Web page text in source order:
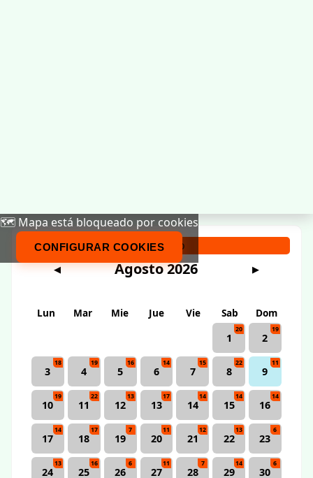
🗺️ Mapa está bloqueado por cookies
CONFIGURAR COOKIES
Calendario
◀ Agosto 2026 ▶
Lun Mar Mie Jue Vie Sab
Dom
1
20
2
19
3
18
4
19
5
16
6
14
7
15
8
22
9
11
10
19
11
22
12
13
13
17
14
14
15
14
16
14
17
14
18
17
19
7
20
11
21
12
22
13
23
6
24
13
25
16
26
6
27
11
28
7
29
14
30
6